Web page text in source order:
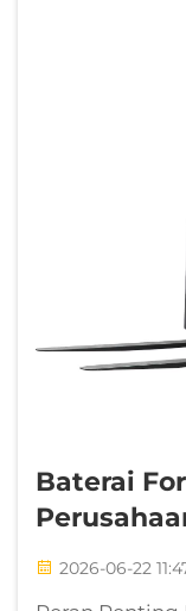
Baterai
2026-06-22